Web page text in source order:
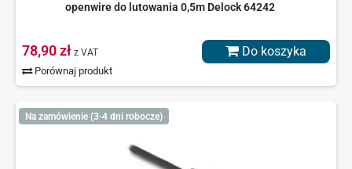
openwire do lutowania 0,5m Delock 64242
78,90 zł z VAT
Porównaj produkt
Do koszyka
Na zamówienie (3-4 dni robocze)